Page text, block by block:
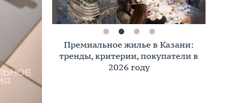
Премиальное жилье в Казани:
тренды, критерии, покупатели в
2026 году